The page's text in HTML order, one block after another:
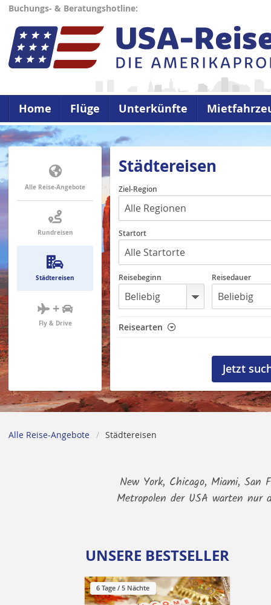
Buchungs- & Beratungshotline:
Home Flüge Unterkünfte
Alle Reise-Angebote
Rundreisen
Städtereisen
+
Fly & Drive
Städtereisen
Ziel-Region
Startort
Reisebeginn Reisedauer
Reisearten
Alle Reise-Angebote Städtereisen
New York, Chicago, Miami, San
Metropolen der USA warten
UNSERE BESTSELLER
6 Tage / 5 Nächte